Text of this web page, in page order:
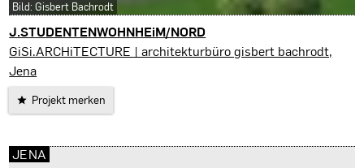
J.STUDENTENWOHNHEiM/NORD
Jena
GiSi.ARCHiTECTURE | architekturbüro gisbert bachrodt,
Jena
Projekt merken
Bild: Gisbert Bachrodt
JENA